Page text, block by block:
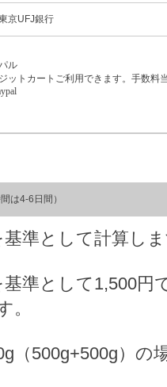
京UFJ銀行
ル
ットカートご利用できます。手数料
は4-6日間）
基準として計算し
基準として1,500円
。
（500g+500g）の